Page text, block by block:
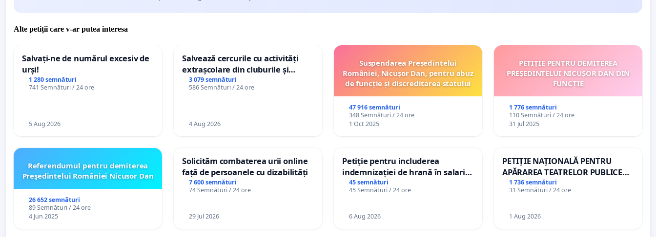
Alte petiții care v-ar putea interesa
Salvați-ne de numărul excesiv de
urși!
1 280 semnături
741 Semnături / 24 ore
5 Aug 2026
Salvează cercurile cu activități
extrașcolare din cluburile și
palatele copiilor
3 079 semnături
586 Semnături / 24 ore
4 Aug 2026
Suspendarea Președintelui
României, Nicușor Dan, pentru abuz
de funcție și discreditarea statului
47 916 semnături
348 Semnături / 24 ore
1 Oct 2025
PETIȚIE PENTRU DEMITEREA
PREȘEDINTELUI NICUȘOR DAN DIN
FUNCȚIE
1 776 semnături
110 Semnături / 24 ore
31 Jul 2025
Referendumul pentru demiterea
Preşedintelui României Nicusor Dan
26 652 semnături
89 Semnături / 24 ore
4 Jun 2025
Solicităm combaterea urii online
față de persoanele cu dizabilități
7 600 semnături
74 Semnături / 24 ore
29 Jul 2026
Petiție pentru includerea
indemnizației de hrană în salariul
de bază și protejarea gradațiilor
de vechime pentru asistenții
45 semnături
45 Semnături / 24 ore
6 Aug 2026
PETIȚIE NAȚIONALĂ PENTRU
APĂRAREA TEATRELOR PUBLICE
DE REPERTORIU DIN ROMÂNIA
1 736 semnături
31 Semnături / 24 ore
1 Aug 2026